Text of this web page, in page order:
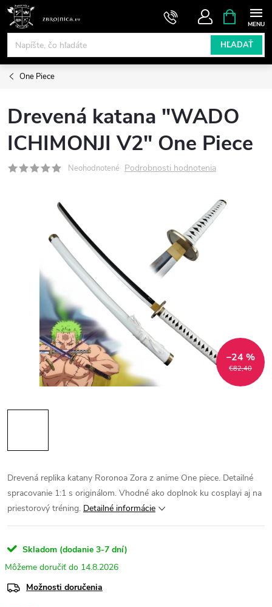
Prejsť
obsah
HĽADAŤ
KOŠÍK
One Piece
Drevená katana "WADO
ICHIMONJI V2" One Piece
Neohodnotené Podrobnosti hodnotenia
€82,40
–24 %
Drevená replika katany Roronoa Zora z anime One piece. Detailné
spracovanie 1:1 s originálom. Vhodné ako doplnok ku cosplayi aj na
priestorový tréning. Detailné informácie
Skladom (dodanie 3-7 dní)
14.8.2026
Možnosti doručenia